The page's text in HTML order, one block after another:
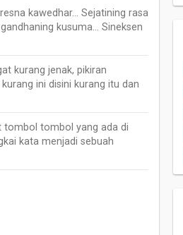
kawedhar... Sejatining rasa
kusuma... Sineksen
kurang jenak, pikiran
ini disini kurang itu dan
tombol tombol yang ada di
kata menjadi sebuah